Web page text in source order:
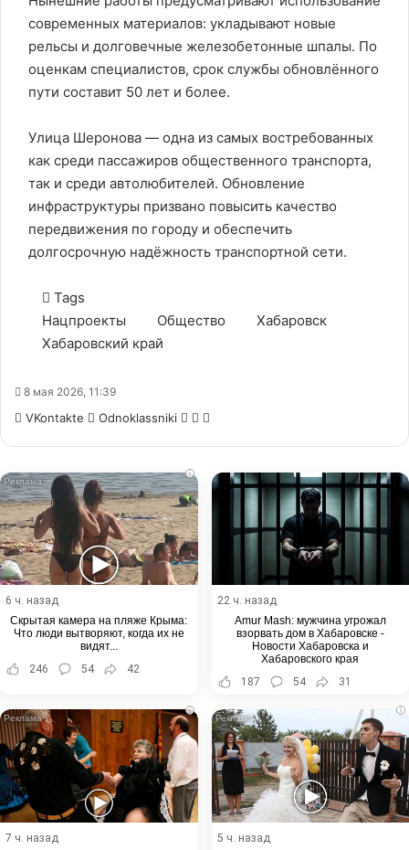
современных материалов: укладывают новые
рельсы и долговечные железобетонные шпалы. По
оценкам специалистов, срок службы обновлённого
пути составит 50 лет и более.
Улица Шеронова — одна из самых востребованных
как среди пассажиров общественного транспорта,
так и среди автолюбителей. Обновление
инфраструктуры призвано повысить качество
передвижения по городу и обеспечить
долгосрочную надёжность транспортной сети.
Tags
Нацпроекты
Общество
Хабаровск
Хабаровский край
8 мая 2026, 11:39
VKontakte Odnoklassniki WhatsApp
Telegram
i
6 ч. назад
Скрытая камера на пляже Крыма:
Что люди вытворяют, когда их не
видят...
246
54 42
22 ч. назад
Amur Mash: мужчина угрожал
взорвать дом в Хабаровске -
Новости Хабаровска и
Хабаровского края
187
54 31
i
7 ч. назад
i
5 ч. назад